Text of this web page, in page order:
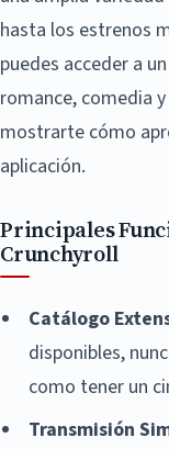
hasta los estrenos
puedes acceder a
romance, comedia
mostrarte cómo
aplicación.
Principales
Crunchyroll
Catálogo
disponibles,
como tener un
Transmisión